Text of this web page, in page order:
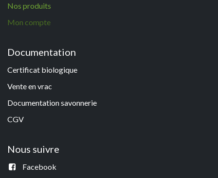
Nos produits
Mon compte
Documentation
Certificat biologique
Vente en vrac
Documentation savonnerie
CGV
Nous suivre
Facebook